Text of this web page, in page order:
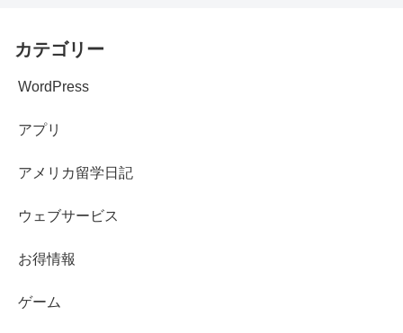
カテゴリー
WordPress
アプリ
アメリカ留学日記
ウェブサービス
お得情報
ゲーム